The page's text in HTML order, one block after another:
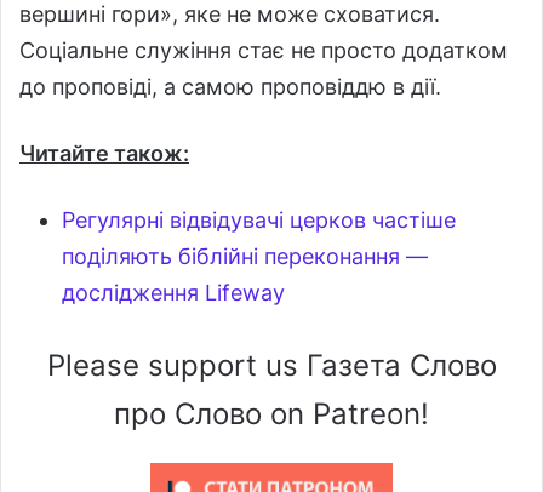
вершині гори», яке не може сховатися.
Соціальне служіння стає не просто додатком
до проповіді, а самою проповіддю в дії.
Читайте також:
Регулярні відвідувачі церков частіше
поділяють біблійні переконання —
дослідження Lifeway
Please support us Газета Слово
про Слово on Patreon!